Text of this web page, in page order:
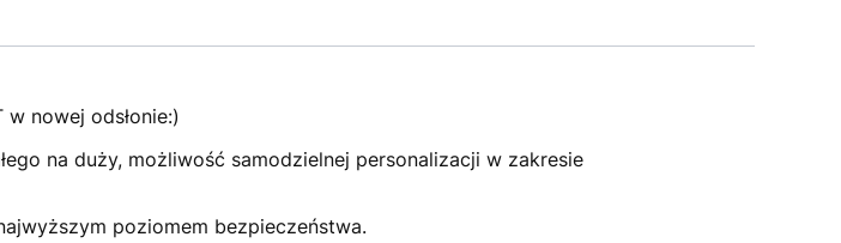
w nowej odsłonie:)
na duży, możliwość samodzielnej personalizacji w zakresie
poziomem bezpieczeństwa.